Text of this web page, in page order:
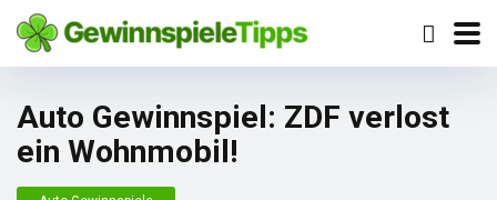
Auto Gewinnspiel: ZDF verlost
ein Wohnmobil!